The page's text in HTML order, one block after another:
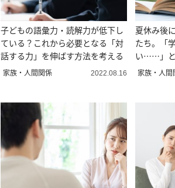
子どもの語彙力・読解力が低下し
ている？これから必要となる「対
話する力」を伸ばす方法を考える
家族・人間関係 2022.08.16
夏休み後
たち。「
い……」と
家族・人間